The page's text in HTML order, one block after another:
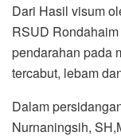
Dari Hasil visum
RSUD
pendarahan pada
tercabut, lebam
Dalam
Nurnaningsih,